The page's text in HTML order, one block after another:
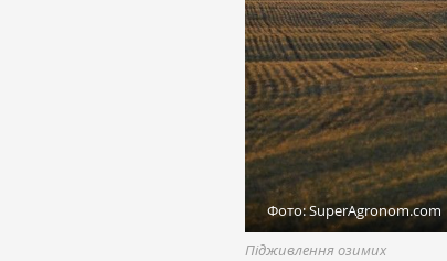
Фото: SuperAgronom.com
Підживлення озимих